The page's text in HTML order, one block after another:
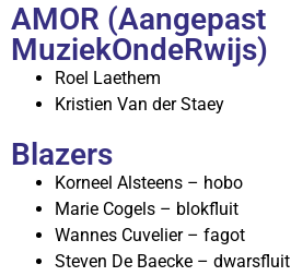
AMOR (Aangepast
MuziekOndeRwijs)
Roel Laethem
Kristien Van der Staey
Blazers
Korneel Alsteens – hobo
Marie Cogels – blokfluit
Wannes Cuvelier – fagot
Steven De Baecke – dwarsfluit